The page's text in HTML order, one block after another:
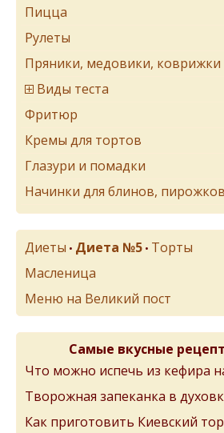
Пицца
Рулеты
Пряники, медовики, коврижки
Виды теста
Фритюр
Кремы для тортов
Глазури и помадки
Начинки для блинов,
Диеты • Диета №5 • Торты
Масленица
Меню на Великий пост
Самые вкусные
Что можно испечь из кефира
Творожная запеканка в
Как приготовить Киевский